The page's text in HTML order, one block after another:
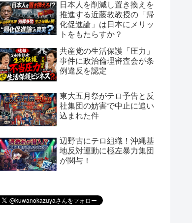
日本人を削減し置き換えを
推進する近藤敦教授の「帰
化促進論」は日本にメリッ
トをもたらすか？
共産党の生活保護「圧力」
事件に政治倫理審査会が条
例違反を認定
東大五月祭がテロ予告と反
社集団の妨害で中止に追い
込まれた件
辺野古にテロ組織！沖縄基
地反対運動に極左暴力集団
が関与！